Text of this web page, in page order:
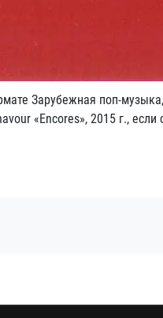
Зарубежная поп-
«Encores», 2015 г., если